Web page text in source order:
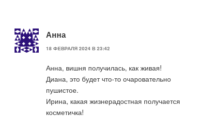
Анна
18 ФЕВРАЛЯ 2024 В 23:42
Анна, вишня получилась, как живая!
Диана, это будет что-то очаровательно
пушистое.
Ирина, какая жизнерадостная получается
косметичка!